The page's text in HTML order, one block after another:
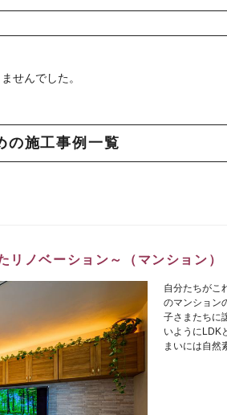
せんでした。
の施工事例一覧
ノベーション～（マンション）
自分たちがこ
のマンション
子さまたちに
いようにLDK
まいには自然